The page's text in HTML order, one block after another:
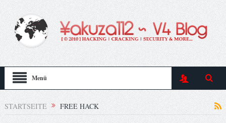
Menü
STARTSEITE FREE HACK